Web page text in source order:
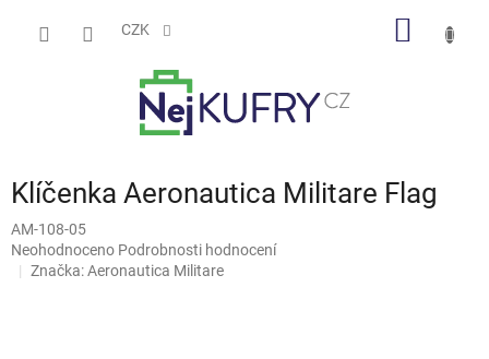
CZK
Klíčenka Aeronautica Militare Flag
AM-108-05
Průměrné
hodnocení
Neohodnoceno Podrobnosti hodnocení
Značka:Aeronautica Militare